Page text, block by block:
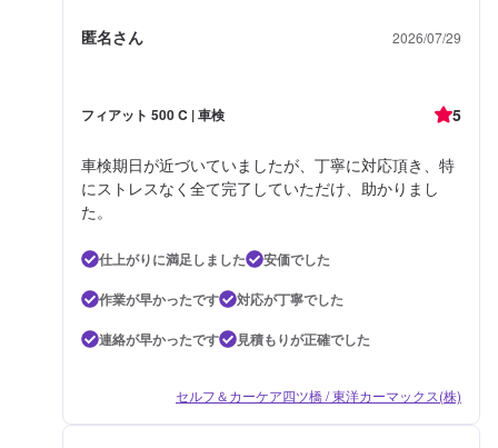
匿名さん 2026/07/29
フィアット 500 C | 車検 5
車検期日が近づいていましたが、丁寧に対応頂き、特
にストレスなく全て完了していただけ、助かりまし
た。
仕上がりに満足しました
安価でした
作業が早かったです
対応が丁寧でした
連絡が早かったです
見積もりが正確でした
セルフ＆カーケア四ツ橋 / 東洋カーマックス(株)